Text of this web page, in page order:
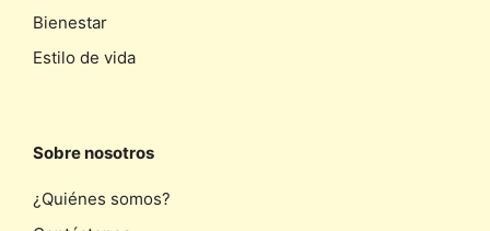
Bienestar
Estilo de vida
Sobre nosotros
¿Quiénes somos?